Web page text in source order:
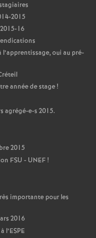
2015
16
oui au pré-
année de stage!
agrégé-e-s 2015.
2015
FSU - UNEF!
importante pour les
2016
l’ESPE